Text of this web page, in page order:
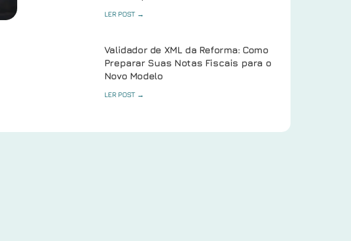
LER POST →
Validador de XML da Reforma: Como
Preparar Suas Notas Fiscais para o
Novo Modelo
LER POST →